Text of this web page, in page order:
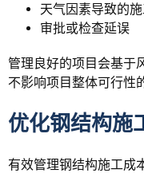
天气因素导致的
审批或检查延误
管理良好的项目会基于
不影响项目整体可行性
优化钢结构施
有效管理钢结构施工成